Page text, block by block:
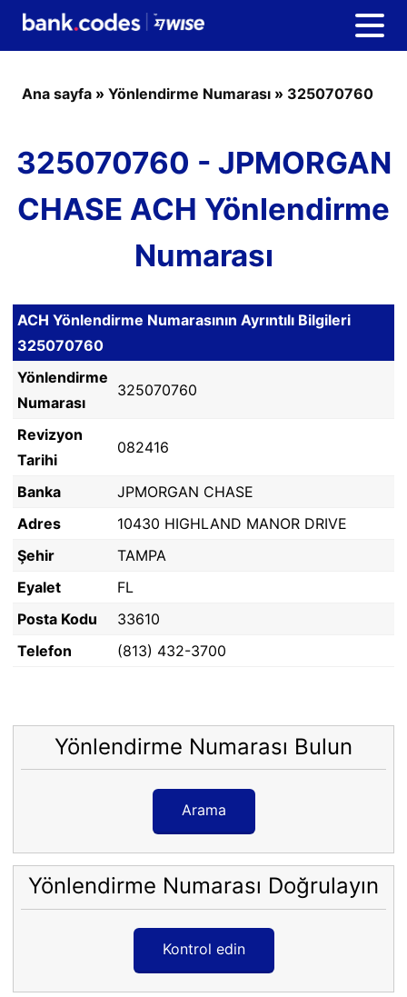
Ana sayfa » Yönlendirme Numarası » 325070760
325070760 - JPMORGAN
CHASE ACH Yönlendirme
Numarası
ACH Yönlendirme Numarasının Ayrıntılı Bilgileri
325070760
Yönlendirme
Numarası
325070760
Revizyon
Tarihi
082416
Banka
JPMORGAN CHASE
Adres
10430 HIGHLAND MANOR DRIVE
Şehir
TAMPA
Eyalet
FL
Posta Kodu
33610
Telefon
(813) 432-3700
Yönlendirme Numarası Bulun
Arama
Yönlendirme Numarası Doğrulayın
Kontrol edin